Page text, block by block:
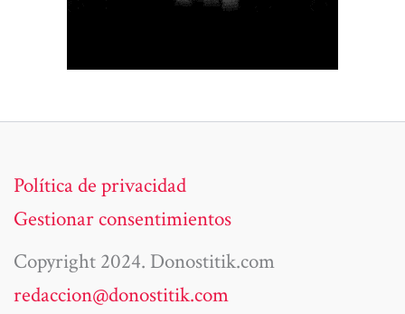
Política de privacidad
Gestionar consentimientos
Copyright 2024. Donostitik.com
redaccion@donostitik.com